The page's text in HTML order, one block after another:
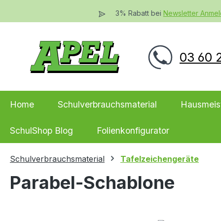
Zur Hauptnavigation springen3% Rabatt bei Newsletter
03 60
Home Schulverbrauchsmaterial
SchulShop Blog Folienkonfigurator
Schulverbrauchsmaterial Tafelzeichengeräte
Parabel-Schablone